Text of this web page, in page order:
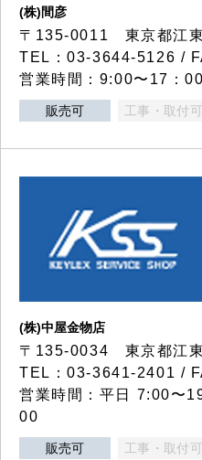
(株)間彦
〒135-0011 東京都江
TEL：03-3644-5126 /
営業時間：9:00〜17：
販売可 工事・取付可
(株)中屋金物店
〒135-0034 東京都江
TEL：03-3641-2401 /
営業時間：平日 7:00〜
00
販売可 工事・取付可